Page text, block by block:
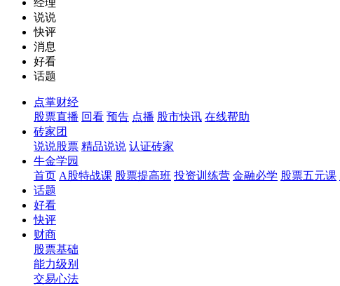
经理
说说
快评
消息
好看
话题
点掌财经
股票直播 回看 预告 点播 股市快讯 在线帮助
砖家团
说说股票 精品说说 认证砖家
牛金学园
首页 A股特战课 股票提高班 投资训练营 金融必学 股票五元课
话题
好看
快评
财商
股票基础
能力级别
交易心法